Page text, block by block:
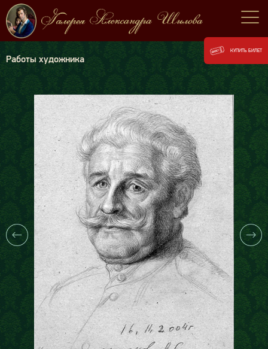
Работы художника
КУПИТЬ БИЛЕТ